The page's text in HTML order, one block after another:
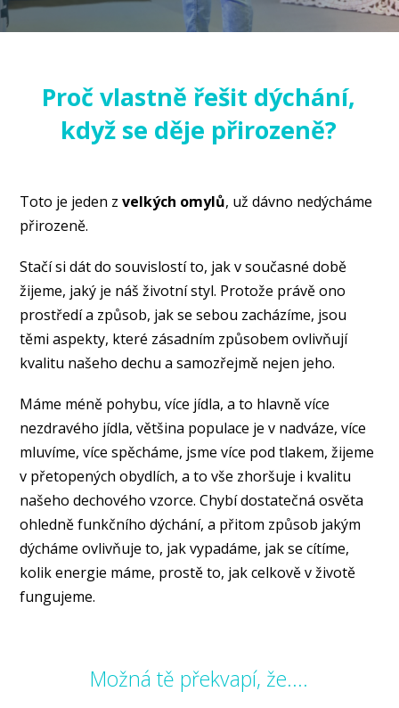
Proč vlastně řešit dýchání,
když se děje přirozeně?
Toto je jeden zvelkých omylů, už dávno nedýcháme
přirozeně.
Stačí si dát do souvislostí to, jak v současné době
žijeme, jaký je náš životní styl. Protože právě ono
prostředí a způsob, jak se sebou zacházíme, jsou
těmi aspekty, které zásadním způsobem ovlivňují
kvalitu našeho dechu a samozřejmě nejen jeho.
Máme méně pohybu, více jídla, a to hlavně více
nezdravého jídla, většina populace je v nadváze, více
mluvíme, více spěcháme, jsme více pod tlakem, žijeme
v přetopených obydlích, a to vše zhoršuje i kvalitu
našeho dechového vzorce. Chybí dostatečná osvěta
ohledně funkčního dýchání, a přitom způsob jakým
dýcháme ovlivňuje to, jak vypadáme, jak se cítíme,
kolik energie máme, prostě to, jak celkově v životě
fungujeme.
Možná tě překvapí, že....